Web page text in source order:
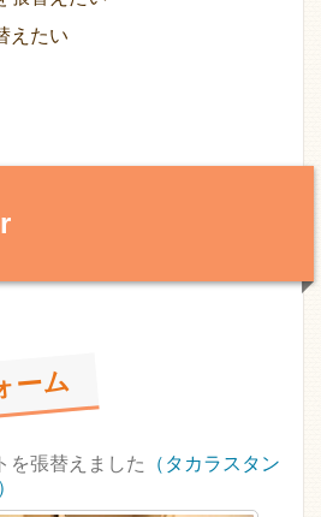
えたい
ーム
を張替えました
（タカラスタン